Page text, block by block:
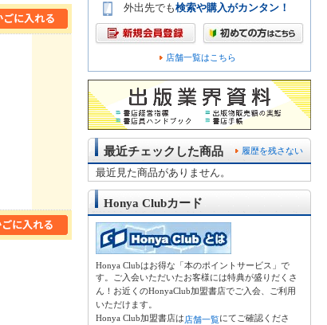
外出先でも検索や購入がカンタン！
店舗一覧はこちら
履歴を残さない
最近チェックした商品
最近見た商品がありません。
Honya Clubカード
Honya Clubはお得な「本のポイントサービス」で
す。ご入会いただいたお客様には特典が盛りだくさ
ん！お近くのHonyaClub加盟書店でご入会、ご利用
いただけます。
Honya Club加盟書店は店舗一覧にてご確認くださ